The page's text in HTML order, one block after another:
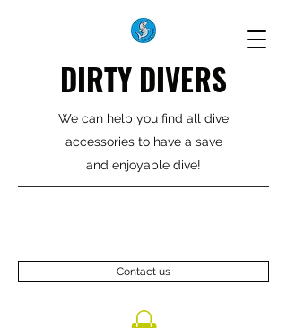
DIRTY DIVERS
We can help you find all dive
accessories to have a save
and enjoyable dive!
Contact us